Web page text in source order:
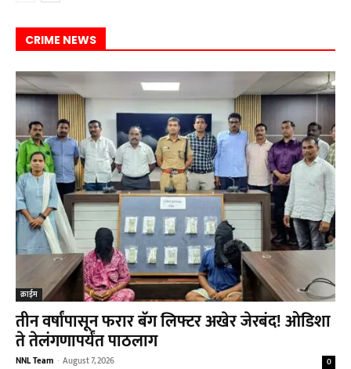
CRIME NEWS
क्राईम
तीन वर्षांपासून फरार बॅग लिफ्टर अखेर जेरबंद! ओडिशा
ते तेलंगणापर्यंत पाठलाग
NNL Team - August 7, 2026 0